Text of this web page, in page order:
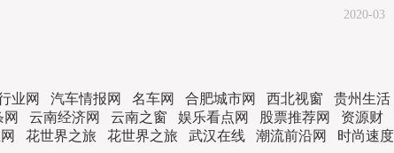
2020-03
业网 汽车情报网 名车网 合肥城市网 西北视窗
贵州生活
网 云南经济网 云南之窗 娱乐看点网 股票推荐网
资源财
花世界之旅 花世界之旅 武汉在线 潮流前沿网
时尚速度